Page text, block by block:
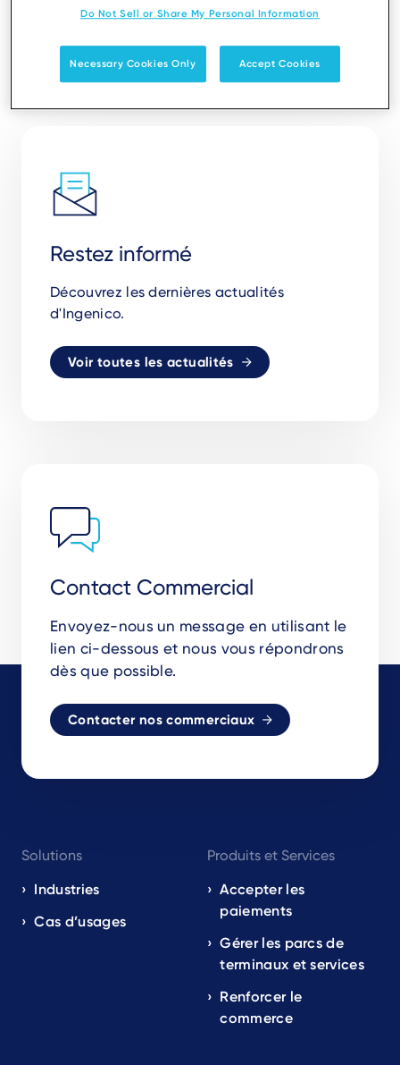
Restez informé
Découvrez les dernières actualités
d'Ingenico.
Voir toutes les actualités
Contact Commercial
Envoyez-nous un message en utilisant le
lien ci-dessous et nous vous répondrons
dès que possible.
Contacter nos commerciaux
navigation
EN
Solutions
Industries
Cas d’usages
Produits et Services
Accepter les
paiements
Gérer les parcs de
terminaux et services
Renforcer le
commerce
Do Not Sell or Share My Personal Information
Necessary Cookies Only Accept Cookies